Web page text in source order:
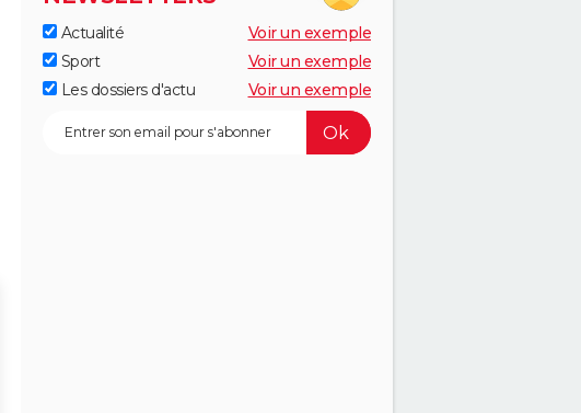
Actualité
Voir un exemple
Sport
Voir un exemple
Les dossiers d'actu
Voir un exemple